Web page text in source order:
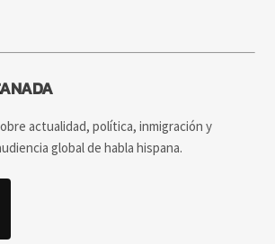
actualidad, política, inmigración y
global de habla hispana.